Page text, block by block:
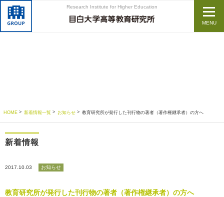
Research Institute for Higher Education
MENU
HOME 新着情報一覧 お知らせ 教育研究所が発行した刊行物の著者（著作権継承者）の方へ
新着情報
2017.10.03 お知らせ
教育研究所が発行した刊行物の著者（著作権継承者）の方へ